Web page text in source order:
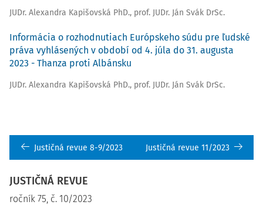
JUDr. Alexandra Kapišovská PhD., prof. JUDr. Ján Svák DrSc.
Informácia o rozhodnutiach Európskeho súdu pre ľudské
práva vyhlásených v období od 4. júla do 31. augusta
2023 - Thanza proti Albánsku
JUDr. Alexandra Kapišovská PhD., prof. JUDr. Ján Svák DrSc.
Justičná revue 8-9/2023 Justičná revue 11/2023
JUSTIČNÁ REVUE
ročník 75, č. 10/2023